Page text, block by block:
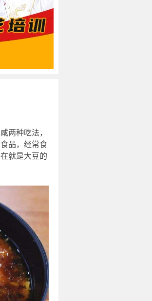
两种吃法，
品，经常食
就是大豆的